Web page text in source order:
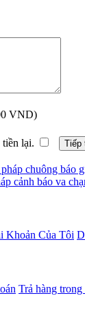
VND)
tiền lại.
chuông báo
cảnh báo va
Khoản Của Tôi
Trả hàng